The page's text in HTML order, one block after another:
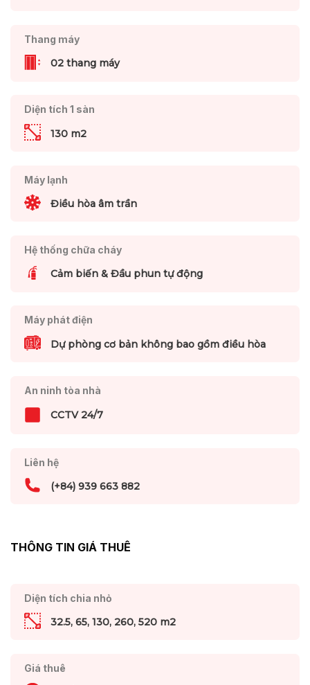
Thang máy
02 thang máy
Diện tích 1 sàn
130 m2
Máy lạnh
Điều hòa âm trần
Hệ thống chữa cháy
Cảm biến & Đầu phun tự động
Máy phát điện
Dự phòng cơ bản không bao gồm điều hòa
An ninh tòa nhà
CCTV 24/7
Liên hệ
(+84) 939 663 882
THÔNG TIN GIÁ THUÊ
Diện tích chia nhỏ
32.5, 65, 130, 260, 520 m2
Giá thuê